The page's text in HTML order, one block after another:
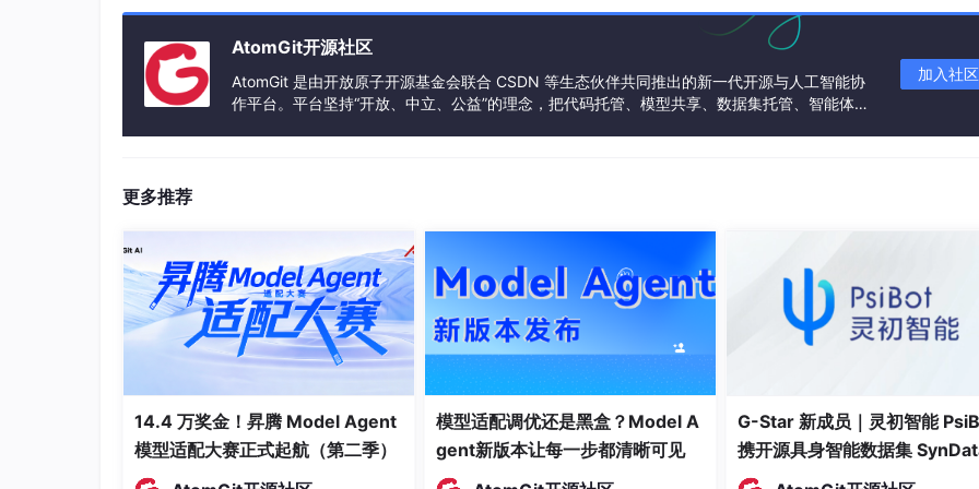
AtomGit开源社区
AtomGit 是由开放原子开源基金会联合 CSDN 等生态伙伴共同推出的新一代开源与人工智能协
作平台。平台坚持“开放、中立、公益”的理念，把代码托管、模型共享、数据集托管、智能体开
加入社区
更多推荐
14.4 万奖金！昇腾 Model Agent
模型适配大赛正式起航（第二季）
模型适配调优还是黑盒？Model A
gent新版本让每一步都清晰可见
G-Star 新成员｜灵初智能
携开源具身智能数据集
入驻 AtomGit